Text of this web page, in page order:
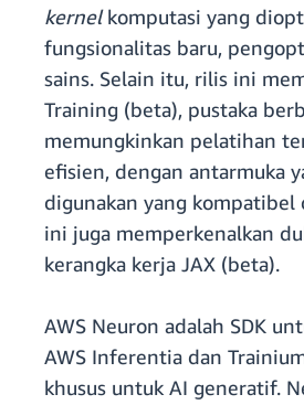
kernelkomputasi yang
fungsionalitas baru,
sains. Selain itu, rilis ini
Training (beta), pustaka
memungkinkan pelatihan
efisien, dengan antarmuka
digunakan yang kompatibel
ini juga memperkenalkan
kerangka kerja JAX (beta).
AWS Neuron adalah SDK
AWS Inferentia dan
khusus untuk AI generatif.